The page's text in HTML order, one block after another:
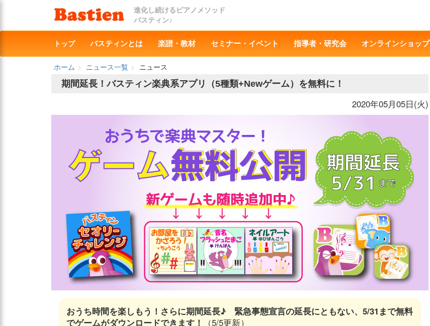
進化し続けるピアノメソッド
バスティン♪
トップ バスティンとは 楽譜・教材 セミナー・イベント 指導者・研究会 オンラインショップ
ホーム ニュース一覧
ニュース
期間延長！バスティン楽典系アプリ（5種類+Newゲーム）を無料に！
2020年05月05日(火)
おうち時間を楽しもう！さらに期間延長♪ 緊急事態宣言の延長にともない、 5/31まで無料
でゲームがダウンロードできます！
（5/5更新）